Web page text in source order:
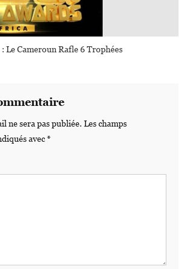
Le Cameroun Rafle 6 Trophées
ne sera pas publiée. Les champs
avec*